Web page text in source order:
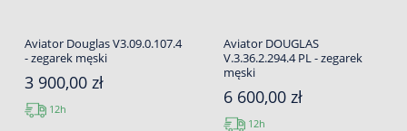
Aviator Douglas V3.09.0.107.4
- zegarek męski
3 900,00 zł
12h
Aviator DOUGLAS
V.3.36.2.294.4 PL - zegarek
męski
6 600,00 zł
12h